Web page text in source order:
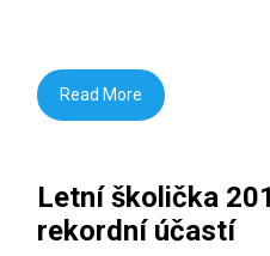
Read More
Letní školička
rekordní účastí